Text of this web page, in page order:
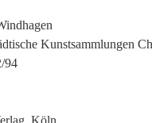
Kunstsammlungen
94
Köln